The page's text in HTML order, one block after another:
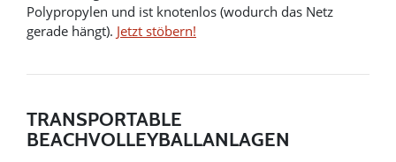
Polypropylen und ist knotenlos (wodurch das Netz
gerade hängt). Jetzt stöbern!
TRANSPORTABLE
BEACHVOLLEYBALLANLAGEN